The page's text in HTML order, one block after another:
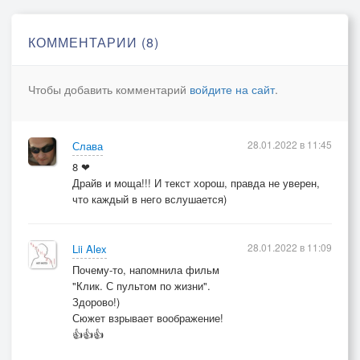
Разум на фракции.
Кадры превращаются в застывший хоровод
В постоянной перемотке назад или вперёд.
Пытаясь удержать в сознании души былую песнь.
Пока небытие своё вещание не начнёт.
Только реакция,
Действия нет.
Если не нравится,
КОММЕНТАРИИ (8)
Чтобы добавить комментарий войдите на сайт.
Слава
8 ❤
Драйв и моща!!! И текст хорош, правда не уверен,
что каждый в него вслушается)
28.01.2022 в 11:45
Lii Alex
Почему-то, напомнила фильм
"Клик. С пультом по жизни".
Здорово!)
Сюжет взрывает воображение!
👍👍👍
28.01.2022 в 11:09